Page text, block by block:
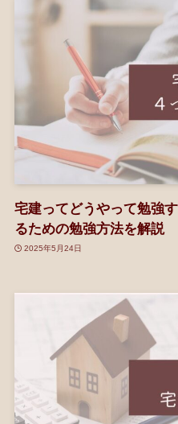
宅建ってどうやって勉強
るための勉強方法を解説
2025年5月24日